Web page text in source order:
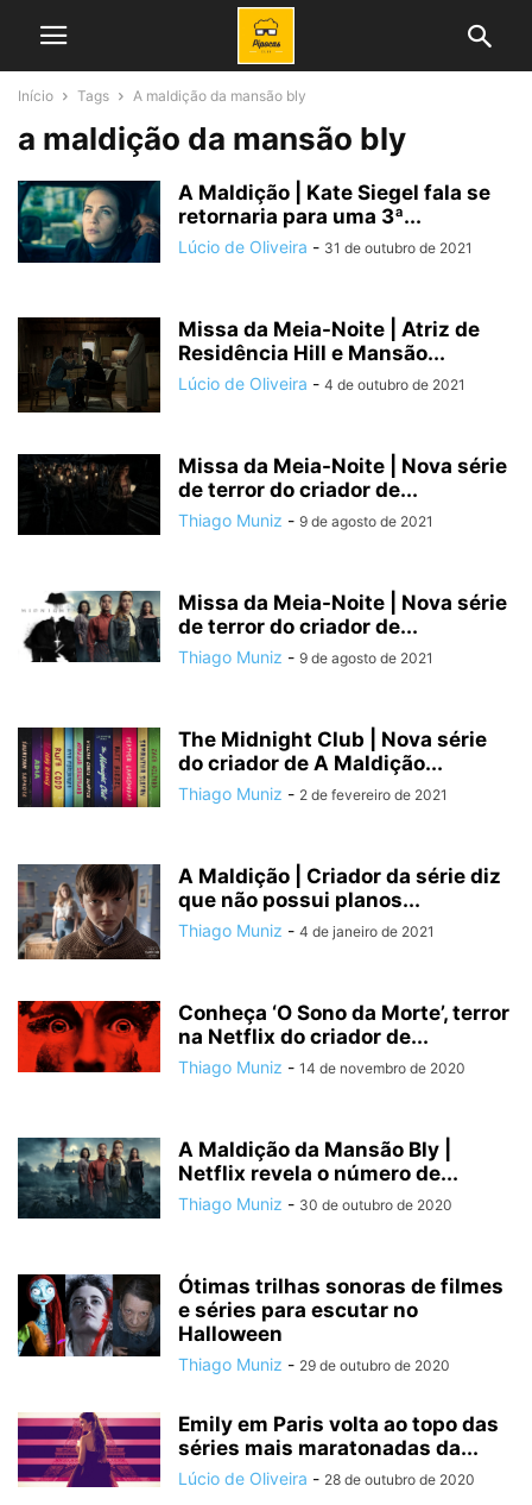
Início Tags A maldição da mansão bly
a maldição da mansão bly
A Maldição | Kate Siegel fala se
retornaria para uma 3ª...
Lúcio de Oliveira - 31 de outubro de 2021
Missa da Meia-Noite | Atriz de
Residência Hill e Mansão...
Lúcio de Oliveira - 4 de outubro de 2021
Missa da Meia-Noite | Nova série
de terror do criador de...
Thiago Muniz - 9 de agosto de 2021
Missa da Meia-Noite | Nova série
de terror do criador de...
Thiago Muniz - 9 de agosto de 2021
The Midnight Club | Nova série
do criador de A Maldição...
Thiago Muniz - 2 de fevereiro de 2021
A Maldição | Criador da série diz
que não possui planos...
Thiago Muniz - 4 de janeiro de 2021
Conheça ‘O Sono da Morte’, terror
na Netflix do criador de...
Thiago Muniz - 14 de novembro de 2020
A Maldição da Mansão Bly |
Netflix revela o número de...
Thiago Muniz - 30 de outubro de 2020
Ótimas trilhas sonoras de filmes
e séries para escutar no
Halloween
Thiago Muniz - 29 de outubro de 2020
Emily em Paris volta ao topo das
séries mais maratonadas da...
Lúcio de Oliveira - 28 de outubro de 2020